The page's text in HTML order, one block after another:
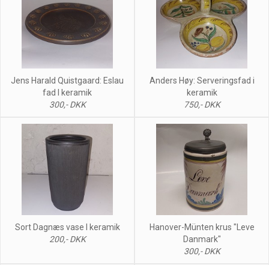
Jens Harald Quistgaard: Eslau
fad I keramik
300,- DKK
Anders Høy: Serveringsfad i
keramik
750,- DKK
Sort Dagnæs vase I keramik
200,- DKK
Hanover-Münten krus "Leve
Danmark"
300,- DKK